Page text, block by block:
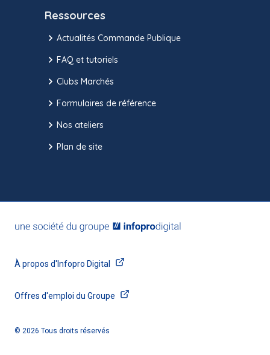
Ressources
Actualités Commande Publique
FAQ et tutoriels
Clubs Marchés
Formulaires de référence
Nos ateliers
Plan de site